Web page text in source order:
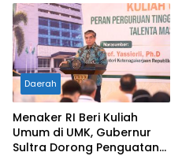
Ikbar: Tunjukkan Karakter
Generasi Muda Konut yang
Disiplin dan Berprestasi
Daerah
Menaker RI Beri Kuliah
Umum di UMK, Gubernur
Sultra Dorong Penguatan